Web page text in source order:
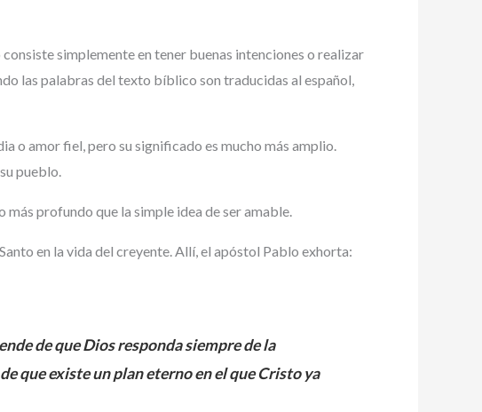
simplemente en tener buenas intenciones o realizar
las palabras del texto bíblico son traducidas al español,
o amor fiel, pero su significado es mucho más amplio.
pueblo.
profundo que la simple idea de ser amable.
en la vida del creyente. Allí, el apóstol Pablo exhorta:
de que Dios responda siempre de la
que existe un plan eterno en el que Cristo ya